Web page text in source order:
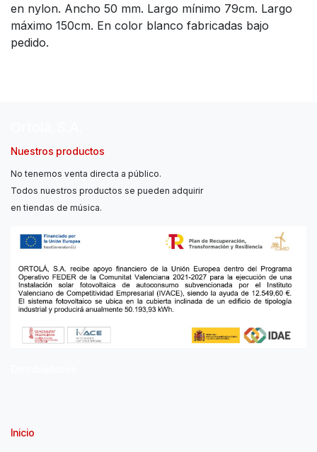
en nylon. Ancho 50 mm. Largo mínimo 79cm. Largo
máximo 150cm. En color blanco fabricadas bajo
pedido.
Nuestros productos
No tenemos venta directa a público.
Todos nuestros productos se pueden adquirir
en tiendas de música.
Inicio